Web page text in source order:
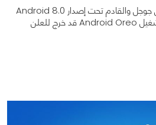
حسناً نظام التشغيل الجديد من جوجل والقادم تحت إصدار Android 8.0
والمعروف أيضاً بإسم نظام تشغيل Android Oreo قد خرج للعلن